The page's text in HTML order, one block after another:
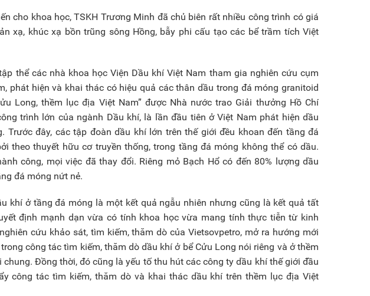
cho khoa học, TSKH Trương Minh đã chủ biên rất nhiều công trình có giá
xạ, khúc xạ bồn trũng sông Hồng, bẫy phi cấu tạo các bể trầm tích Việt
thể các nhà khoa học Viện Dầu khí Việt Nam tham gia nghiên cứu cụm
phát hiện và khai thác có hiệu quả các thân dầu trong đá móng granitoid
Long, thềm lục địa Việt Nam” được Nhà nước trao Giải thưởng Hồ Chí
trình lớn của ngành Dầu khí, là lần đầu tiên ở Việt Nam phát hiện dầu
Trước đây, các tập đoàn dầu khí lớn trên thế giới đều khoan đến tầng đá
theo thuyết hữu cơ truyền thống, trong tầng đá móng không thể có dầu.
công, mọi việc đã thay đổi. Riêng mỏ Bạch Hổ có đến 80% lượng dầu
đá móng nứt nẻ.
khí ở tầng đá móng là một kết quả ngẫu nhiên nhưng cũng là kết quả tất
định mạnh dạn vừa có tính khoa học vừa mang tính thực tiễn từ kinh
cứu khảo sát, tìm kiếm, thăm dò của Vietsovpetro, mở ra hướng mới
công tác tìm kiếm, thăm dò dầu khí ở bể Cửu Long nói riêng và ở thềm
chung. Đồng thời, đó cũng là yếu tố thu hút các công ty dầu khí thế giới đầu
công tác tìm kiếm, thăm dò và khai thác dầu khí trên thềm lục địa Việt